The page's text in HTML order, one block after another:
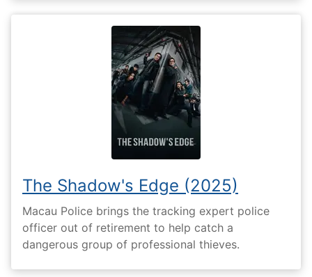
The Shadow's Edge (2025)
Macau Police brings the tracking expert police
officer out of retirement to help catch a
dangerous group of professional thieves.